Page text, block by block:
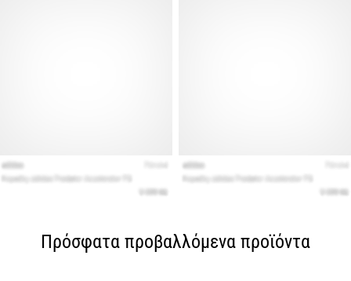
Πρόσφατα προβαλλόμενα προϊόντα